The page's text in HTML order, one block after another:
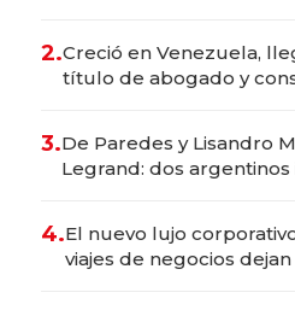
2.Creció en Venezuela,
título de abogado y
3.De Paredes y Lisandro
Legrand: dos
4.El nuevo lujo
viajes de negocios